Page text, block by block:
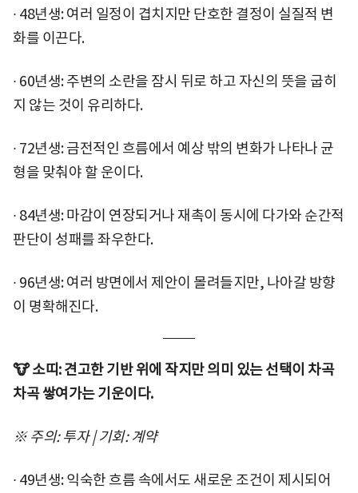
∙ 48년생: 여러 일정이 겹치지만 단호한 결정이 실질적 변
화를 이끈다.
∙ 60년생: 주변의 소란을 잠시 뒤로 하고 자신의 뜻을 굽히
지 않는 것이 유리하다.
∙ 72년생: 금전적인 흐름에서 예상 밖의 변화가 나타나 균
형을 맞춰야 할 운이다.
∙ 84년생: 마감이 연장되거나 재촉이 동시에 다가와 순간적
판단이 성패를 좌우한다.
∙ 96년생: 여러 방면에서 제안이 몰려들지만, 나아갈 방향
이 명확해진다.
🐮 소띠: 견고한 기반 위에 작지만 의미 있는 선택이 차곡
차곡 쌓여가는 기운이다.
※ 주의: 투자 | 기회: 계약
∙ 49년생: 익숙한 흐름 속에서도 새로운 조건이 제시되어